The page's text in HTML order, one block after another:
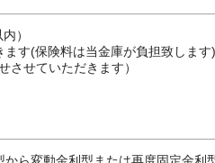
）
す(保険料は当金庫が負担致します)
させていただきます）